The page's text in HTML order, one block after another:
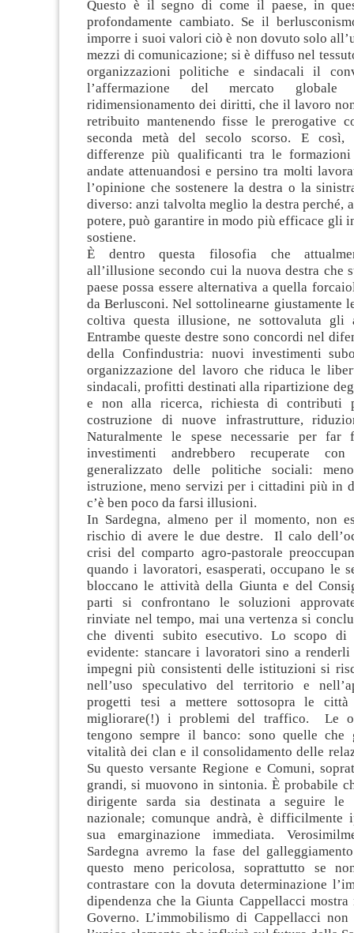
Questo è il segno di come il paese, in
profondamente cambiato. Se il
imporre i suoi valori ciò è non dovuto solo
mezzi di comunicazione; si è diffuso nel
organizzazioni politiche e sindacali il
l’affermazione del mercato
ridimensionamento dei diritti, che il lavoro
retribuito mantenendo fisse le prerogative
seconda metà del secolo scorso. E
differenze più qualificanti tra le
andate attenuandosi e persino tra molti
l’opinione che sostenere la destra o la
diverso: anzi talvolta meglio la destra perché,
potere, può garantire in modo più efficace gli
sostiene.
È dentro questa filosofia che
all’illusione secondo cui la nuova destra che
paese possa essere alternativa a quella
da Berlusconi. Nel sottolinearne giustamente
coltiva questa illusione, ne sottovaluta gli
Entrambe queste destre sono concordi nel
della Confindustria: nuovi investimenti
organizzazione del lavoro che riduca le
sindacali, profitti destinati alla ripartizione
e non alla ricerca, richiesta di contributi
costruzione di nuove infrastrutture,
Naturalmente le spese necessarie per far
investimenti andrebbero recuperate con
generalizzato delle politiche sociali:
istruzione, meno servizi per i cittadini più in
c’è ben poco da farsi illusioni.
In Sardegna, almeno per il momento, non
rischio di avere le due destre. Il calo
crisi del comparto agro-pastorale
quando i lavoratori, esasperati, occupano le
bloccano le attività della Giunta e del
parti si confrontano le soluzioni
rinviate nel tempo, mai una vertenza si
che diventi subito esecutivo. Lo scopo
evidente: stancare i lavoratori sino a
impegni più consistenti delle istituzioni si
nell’uso speculativo del territorio e
progetti tesi a mettere sottosopra le
migliorare(!) i problemi del traffico. Le
tengono sempre il banco: sono quelle che
vitalità dei clan e il consolidamento delle
Su questo versante Regione e Comuni,
grandi, si muovono in sintonia. È probabile
dirigente sarda sia destinata a seguire
nazionale; comunque andrà, è difficilmente
sua emarginazione immediata.
Sardegna avremo la fase del
questo meno pericolosa, soprattutto se
contrastare con la dovuta determinazione
dipendenza che la Giunta Cappellacci
Governo. L’immobilismo di Cappellacci non